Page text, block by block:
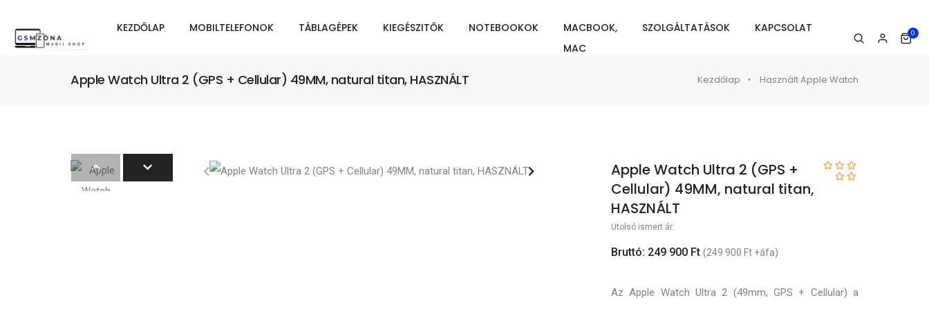
KEZDŐLAP MOBILTELEFONOK TÁBLAGÉPEK KIEGÉSZITŐK NOTEBOOKOK
MACBOOK,
MAC
SZOLGÁLTATÁSOK KAPCSOLAT 0
Apple Watch Ultra 2 (GPS + Cellular) 49MM, natural titan, HASZNÁLT Kezdőlap Használt Apple Watch
Apple Watch Ultra 2 (GPS +
Cellular) 49MM, natural titan,
HASZNÁLT
Utolsó ismert ár:
Bruttó: 249 900 Ft (249 900 Ft +áfa)
Az Apple Watch Ultra 2 (49mm, GPS + Cellular) a